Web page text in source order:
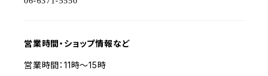
営業時間・ショップ情報など
営業時間：11時〜15時